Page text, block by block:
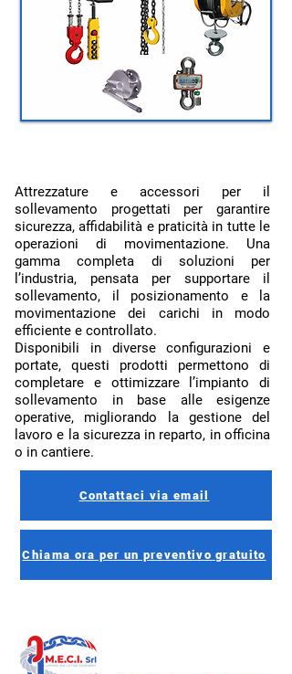
Attrezzature e accessori per il
sollevamento progettati per garantire
sicurezza, affidabilità e praticità in tutte le
operazioni di movimentazione. Una
gamma completa di soluzioni per
l’industria, pensata per supportare il
sollevamento, il posizionamento e la
movimentazione dei carichi in modo
efficiente e controllato.
Disponibili in diverse configurazioni e
portate, questi prodotti permettono di
completare e ottimizzare l’impianto di
sollevamento in base alle esigenze
operative, migliorando la gestione del
lavoro e la sicurezza in reparto, in officina
o in cantiere.
Contattaci via email
Chiama ora per un preventivo gratuito